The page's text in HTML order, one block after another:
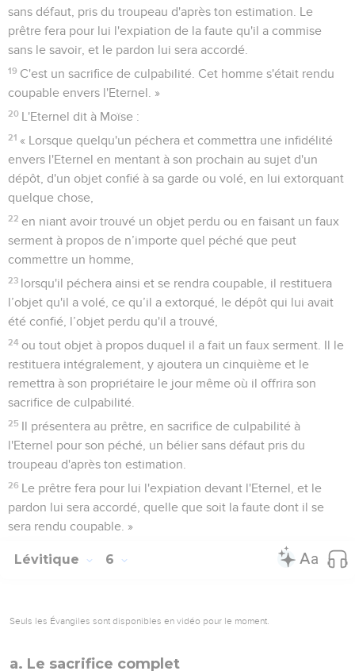
sans défaut, pris du troupeau d'après ton estimation. Le
prêtre fera pour lui l'expiation de la faute qu'il a commise
sans le savoir, et le pardon lui sera accordé.
19 C'est un sacrifice de culpabilité. Cet homme s'était rendu
coupable envers l'Eternel. »
20 L'Eternel dit à Moïse :
21 « Lorsque quelqu'un péchera et commettra une infidélité
envers l'Eternel en mentant à son prochain au sujet d'un
dépôt, d'un objet confié à sa garde ou volé, en lui extorquant
quelque chose,
22 en niant avoir trouvé un objet perdu ou en faisant un faux
serment à propos de n’importe quel péché que peut
commettre un homme,
23 lorsqu'il péchera ainsi et se rendra coupable, il restituera
l’objet qu'il a volé, ce qu’il a extorqué, le dépôt qui lui avait
été confié, l’objet perdu qu'il a trouvé,
24 ou tout objet à propos duquel il a fait un faux serment. Il le
restituera intégralement, y ajoutera un cinquième et le
remettra à son propriétaire le jour même où il offrira son
sacrifice de culpabilité.
25 Il présentera au prêtre, en sacrifice de culpabilité à
l'Eternel pour son péché, un bélier sans défaut pris du
troupeau d'après ton estimation.
26 Le prêtre fera pour lui l'expiation devant l'Eternel, et le
pardon lui sera accordé, quelle que soit la faute dont il se
sera rendu coupable. »
Lévitique 6
Seuls les Évangiles sont disponibles en vidéo pour le moment.
a. Le sacrifice complet